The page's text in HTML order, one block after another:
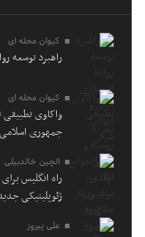
کیوان محله ای
راهبرد توسعه
کیوان محله ای
واکاوی
جمهوری اسلامی
الچین خالدبیلی
راه انگلیس
ژئوپلیتیکی
علی پیروز